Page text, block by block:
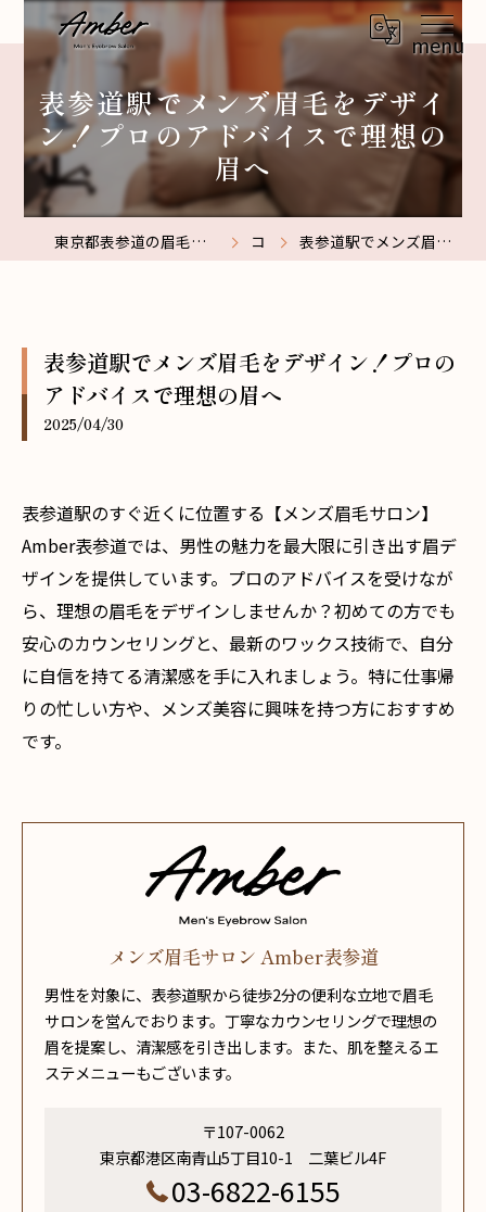
表参道駅でメンズ眉毛をデザイ
ン！プロのアドバイスで理想の
眉へ
東京都表参道の眉毛サロンなら【メンズ眉毛サロン】Amber表参道 コラム 表参道駅でメンズ眉毛をデザイン！プロのアドバイスで理想の眉へ
表参道駅でメンズ眉毛をデザイン！プロの
アドバイスで理想の眉へ
2025/04/30
表参道駅のすぐ近くに位置する【メンズ眉毛サロン】
Amber表参道では、男性の魅力を最大限に引き出す眉デ
ザインを提供しています。プロのアドバイスを受けなが
ら、理想の眉毛をデザインしませんか？初めての方でも
安心のカウンセリングと、最新のワックス技術で、自分
に自信を持てる清潔感を手に入れましょう。特に仕事帰
りの忙しい方や、メンズ美容に興味を持つ方におすすめ
です。
メンズ眉毛サロン Amber表参道
男性を対象に、表参道駅から徒歩2分の便利な立地で眉毛
サロンを営んでおります。丁寧なカウンセリングで理想の
眉を提案し、清潔感を引き出します。また、肌を整えるエ
ステメニューもございます。
〒107-0062
東京都港区南青山5丁目10-1 二葉ビル4F
03-6822-6155